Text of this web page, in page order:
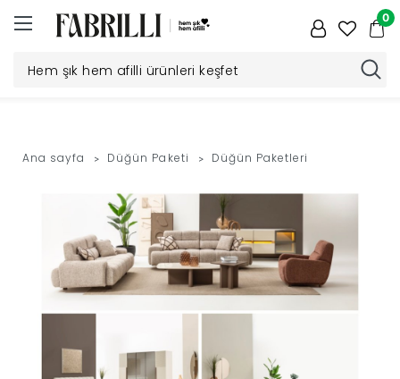
0
Paketi
Odası
Yemek
Ana sayfa Düğün Paketi Düğün Paketleri